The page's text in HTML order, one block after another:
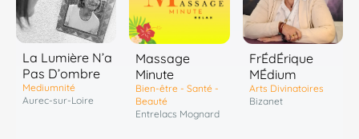
La Lumière N’a
Pas D’ombre
Mediumnité
Aurec-sur-Loire
Massage
Minute
Bien-être - Santé -
Beauté
Entrelacs Mognard
FrÉdÉrique
MÉdium
Arts Divinatoires
Bizanet